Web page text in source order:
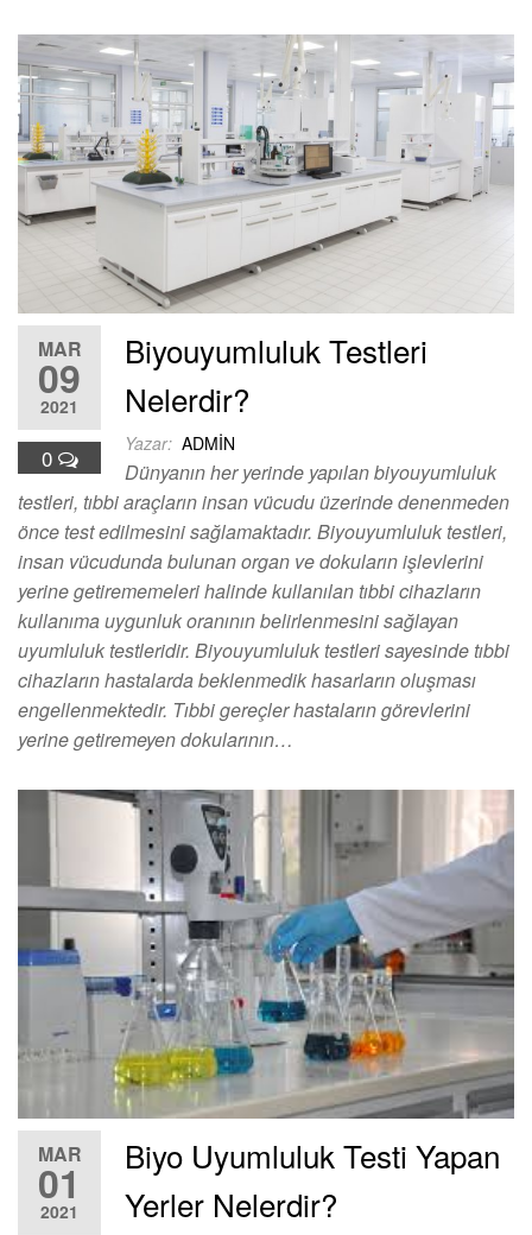
MAR
09
2021
0
Biyouyumluluk Testleri
Nelerdir?
Yazar: ADMIN
Dünyanın her yerinde yapılan biyouyumluluk
testleri, tıbbi araçların insan vücudu üzerinde denenmeden
önce test edilmesini sağlamaktadır. Biyouyumluluk testleri,
insan vücudunda bulunan organ ve dokuların işlevlerini
yerine getirememeleri halinde kullanılan tıbbi cihazların
kullanıma uygunluk oranının belirlenmesini sağlayan
uyumluluk testleridir. Biyouyumluluk testleri sayesinde tıbbi
cihazların hastalarda beklenmedik hasarların oluşması
engellenmektedir. Tıbbi gereçler hastaların görevlerini
yerine getiremeyen dokularının…
MAR
01
2021
Biyo Uyumluluk Testi Yapan
Yerler Nelerdir?